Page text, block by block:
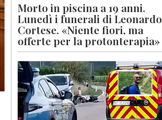
Morto in piscina a 19 anni.
Lunedì i funerali di Leonardo
Cortese. «Niente fiori, ma
offerte per la protonterapia»